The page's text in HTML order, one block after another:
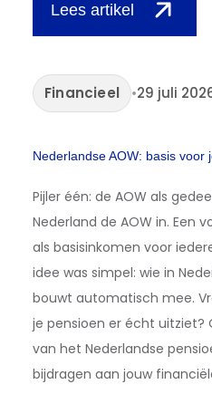
Lees artikel
Financieel •29 juli
Nederlandse AOW: basis voor
Pijler één: de AOW als
Nederland de AOW in. Een
als basisinkomen voor
idee was simpel: wie in
bouwt automatisch mee.
je pensioen er écht uitziet?
van het Nederlandse
bijdragen aan jouw